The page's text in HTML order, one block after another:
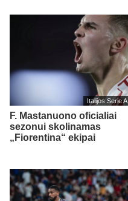
Italijos Serie A
F. Mastanuono oficialiai
sezonui skolinamas
„Fiorentina“ ekipai